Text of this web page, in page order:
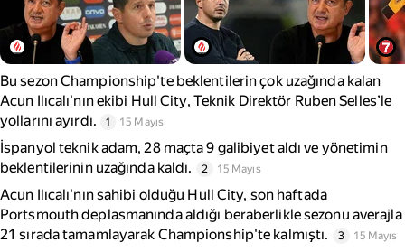
Bu sezon Championship'te beklentilerin çok uzağında kalan
Acun Ilıcalı'nın ekibi Hull City, Teknik Direktör Ruben Selles’le
yollarını ayırdı.
1 15 Mayıs
İspanyol teknik adam, 28 maçta 9 galibiyet aldı ve yönetimin
beklentilerinin uzağında kaldı.
2 15 Mayıs
Acun Ilıcalı'nın sahibi olduğu Hull City, son haftada
Portsmouth deplasmanında aldığı beraberlikle sezonu averajla
21 sırada tamamlayarak Championship'te kalmıştı.
3 15 Mayıs